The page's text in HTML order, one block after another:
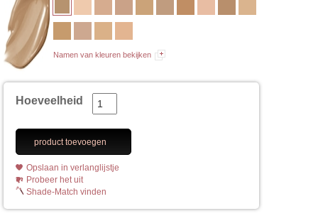
Namen van kleuren bekijken
Hoeveelheid
product toevoegen
Opslaan in verlanglijstje
Probeer het uit
Shade-Match vinden